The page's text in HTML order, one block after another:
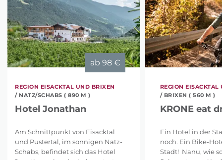
ab 98 €
REGION EISACKTAL UND BRIXEN
/ NATZ/SCHABS ( 890 M )
Hotel Jonathan
Am Schnittpunkt von Eisacktal
und Pustertal, im sonnigen Natz-
Schabs, befindet sich das Hotel
REGION
/ BRIXEN ( 560 M )
KRONE eat
Ein Hotel in der
noch. Ein Bike-
Stadt! Nanu, wie